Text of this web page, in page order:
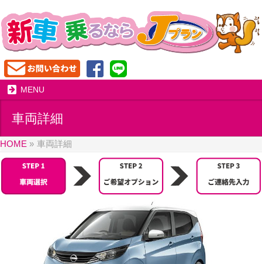
MENU
車両詳細
HOME » 車両詳細